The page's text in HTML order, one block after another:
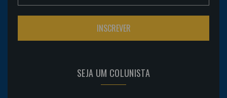
SEJA UM COLUNISTA